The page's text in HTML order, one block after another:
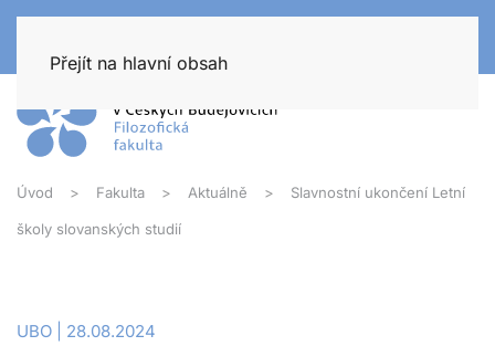
Přejít na hlavní obsah
Úvod Fakulta Aktuálně Slavnostní ukončení Letní
školy slovanských studií
UBO | 28.08.2024